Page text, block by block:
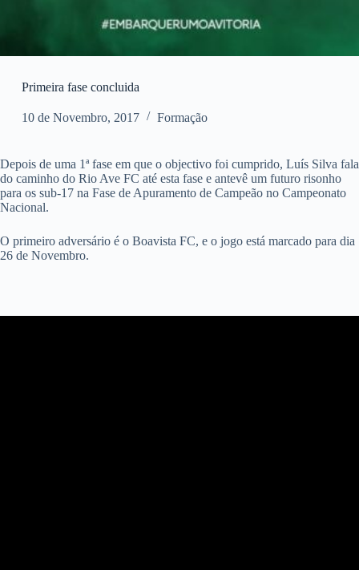
Primeira fase concluida
10 de Novembro, 2017 Formação
Depois de uma 1ª fase em que o objectivo foi cumprido, Luís Silva fala
do caminho do Rio Ave FC até esta fase e antevê um futuro risonho
para os sub-17 na Fase de Apuramento de Campeão no Campeonato
Nacional.
O primeiro adversário é o Boavista FC, e o jogo está marcado para dia
26 de Novembro.